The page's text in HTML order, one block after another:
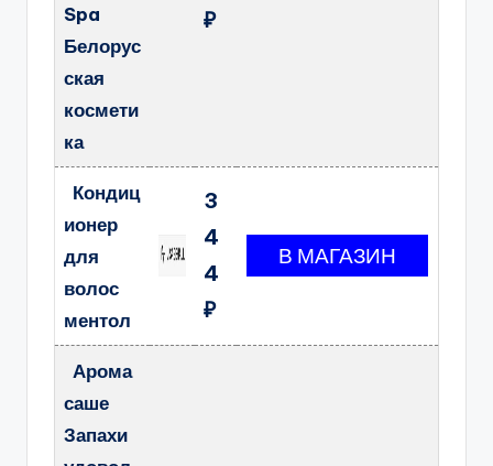
Spa
Белорус
ская
космети
ка
₽
Кондиц
ионер
для
волос
ментол
3
4
4
₽
Арома
саше
Запахи